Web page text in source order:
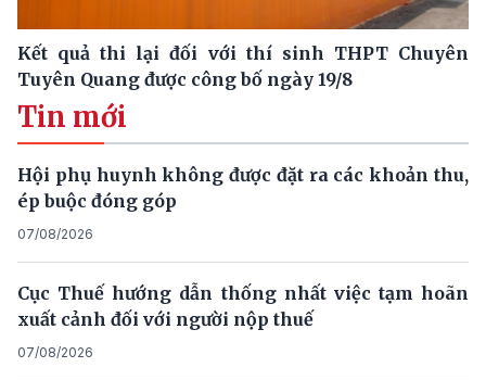
Kết quả thi lại đối với thí sinh THPT Chuyên
Tuyên Quang được công bố ngày 19/8
Tin mới
Hội phụ huynh không được đặt ra các khoản thu,
ép buộc đóng góp
07/08/2026
Cục Thuế hướng dẫn thống nhất việc tạm hoãn
xuất cảnh đối với người nộp thuế
07/08/2026